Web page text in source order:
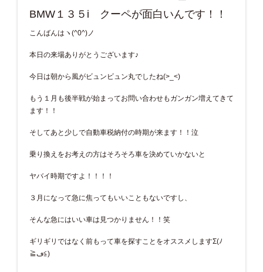
BMW１３５i クーペが面白いんです！！
こんばんはヽ(^0^)ノ
本日の来場ありがとうございます♪
今日は朝から風がビュンビュン丸でしたね(>_<)
もう１月も後半戦が始まってお問い合わせもガンガン増えてきて
ます！！
そしてあと少しで自動車税納付の時期が来ます！！泣
乗り換えをお考えの方はそろそろ車を決めていかないと
ヤバイ時期ですよ！！！！
３月になって急に焦ってもいいこともないですし、
そんな急にはいい車は見つかりません！！笑
ギリギリではなく前もって車を探すことをオススメしますΣ(ﾉ
≧ڡ≦)